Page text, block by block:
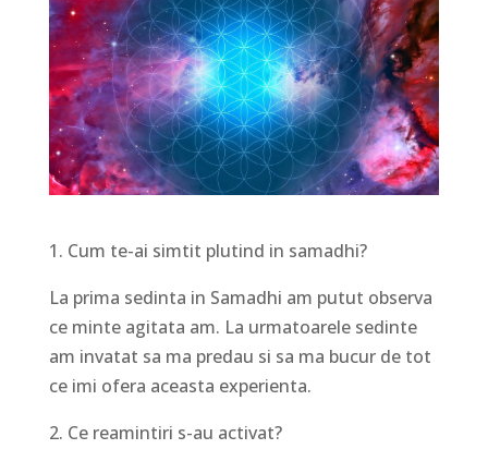
1. Cum te-ai simtit plutind in samadhi?
La prima sedinta in Samadhi am putut observa
ce minte agitata am. La urmatoarele sedinte
am invatat sa ma predau si sa ma bucur de tot
ce imi ofera aceasta experienta.
2. Ce reamintiri s-au activat?